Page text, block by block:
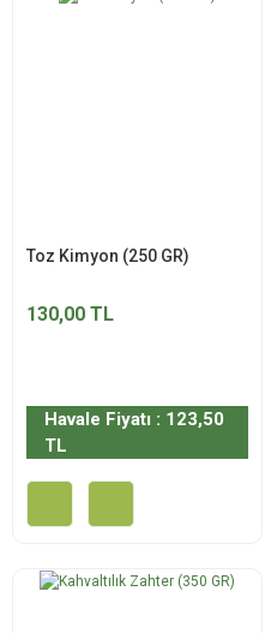
Toz Kimyon (250 GR)
130,00 TL
Havale Fiyatı : 123,50
TL